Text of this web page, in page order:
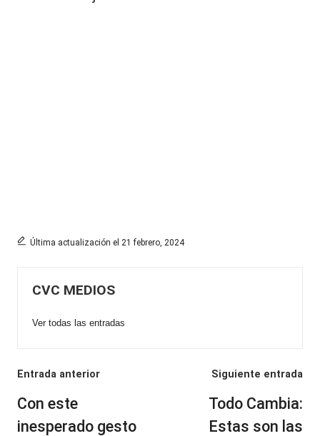
Última actualización el 21 febrero, 2024
CVC MEDIOS
Ver todas las entradas
Navegación
de
entradas
Entrada anterior
Con este
inesperado gesto
Siguiente entrada
Todo Cambia:
Estas son las